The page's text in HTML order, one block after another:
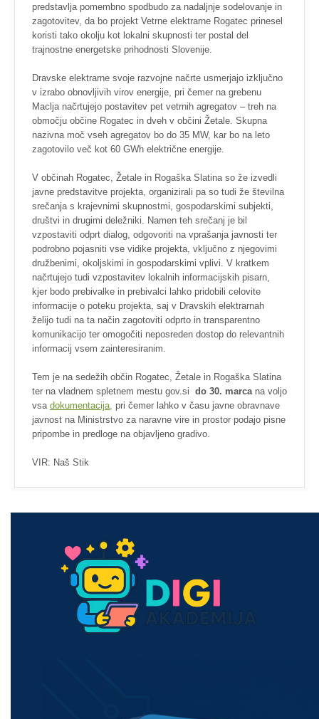
predstavlja pomembno spodbudo za nadaljnje sodelovanje in
zagotovitev, da bo projekt Vetrne elektrarne Rogatec prinesel
koristi tako okolju kot lokalni skupnosti ter postal del
trajnostne energetske prihodnosti Slovenije.
Dravske elektrarne svoje razvojne načrte usmerjajo izključno
v izrabo obnovljivih virov energije, pri čemer na grebenu
Maclja načrtujejo postavitev pet vetrnih agregatov – treh na
območju občine Rogatec in dveh v občini Žetale. Skupna
nazivna moč vseh agregatov bo do 35 MW, kar bo na leto
zagotovilo več kot 60 GWh električne energije.
V občinah Rogatec, Žetale in Rogaška Slatina so že izvedli
javne predstavitve projekta, organizirali pa so tudi že številna
srečanja s krajevnimi skupnostmi, gospodarskimi subjekti,
društvi in drugimi deležniki. Namen teh srečanj je bil
vzpostaviti odprt dialog, odgovoriti na vprašanja javnosti ter
podrobno pojasniti vse vidike projekta, vključno z njegovimi
družbenimi, okoljskimi in gospodarskimi vplivi. V kratkem
načrtujejo tudi vzpostavitev lokalnih informacijskih pisarn,
kjer bodo prebivalke in prebivalci lahko pridobili celovite
informacije o poteku projekta, saj v Dravskih elektrarnah
želijo tudi na ta način zagotoviti odprto in transparentno
komunikacijo ter omogočiti neposreden dostop do relevantnih
informacij vsem zainteresiranim.
Tem je na sedežih občin Rogatec, Žetale in Rogaška Slatina
ter na vladnem spletnem mestu gov.si do 30. marca na voljo
vsa dokumentacija, pri čemer lahko v času javne obravnave
javnost na Ministrstvo za naravne vire in prostor podajo pisne
pripombe in predloge na objavljeno gradivo.
VIR: Naš Stik